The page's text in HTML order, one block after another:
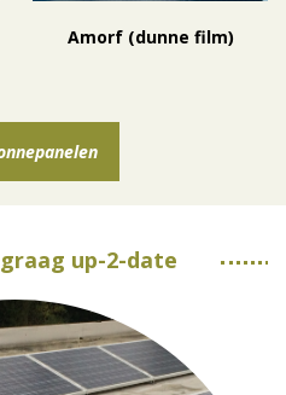
Amorf (dunne film)
up-2-date